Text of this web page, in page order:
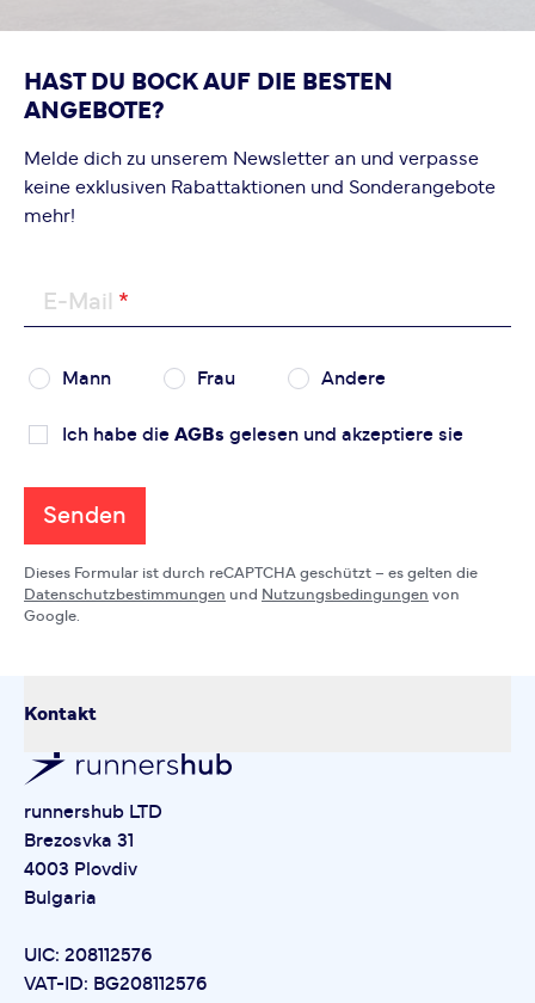
HAST DU BOCK AUF DIE BESTEN
ANGEBOTE?
Melde dich zu unserem Newsletter an und verpasse
keine exklusiven Rabattaktionen und Sonderangebote
mehr!
E-Mail
Mann Frau Andere
Ich habe die AGBs gelesen und akzeptiere sie
Senden
Dieses Formular ist durch reCAPTCHA geschützt – es gelten die
Datenschutzbestimmungen und Nutzungsbedingungen von
Google.
Kontakt
runnershub LTD
Brezosvka 31
4003 Plovdiv
Bulgaria
UIC: 208112576
VAT-ID: BG208112576